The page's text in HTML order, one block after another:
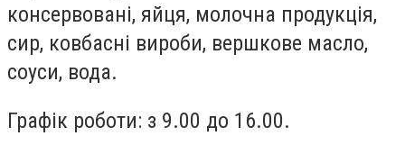
консервовані, яйця, молочна продукція,
сир, ковбасні вироби, вершкове масло,
соуси, вода.
Графік роботи: з 9.00 до 16.00.